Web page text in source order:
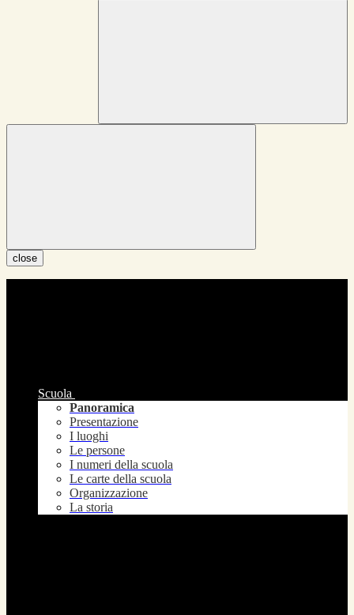
close
Scuola
Panoramica
Presentazione
I luoghi
Le persone
I numeri della scuola
Le carte della scuola
Organizzazione
La storia